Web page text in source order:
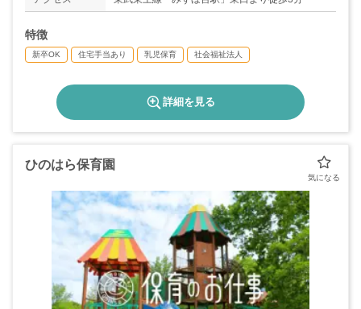
特徴
新卒OK 住宅手当あり 乳児保育 社会福祉法人
詳細を見る
ひのはら保育園